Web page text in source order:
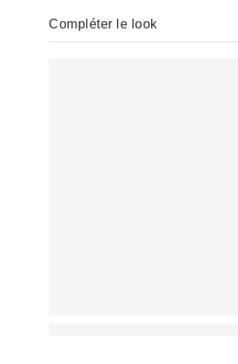
Compléter le look